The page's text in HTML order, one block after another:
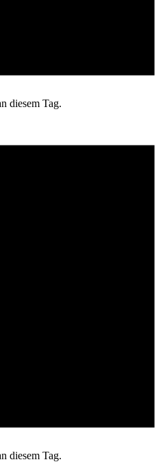
diesem Tag.
diesem Tag.